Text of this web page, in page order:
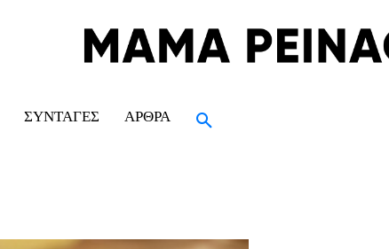
ΣΥΝΤΑΓΈΣ ΆΡΘΡΑ